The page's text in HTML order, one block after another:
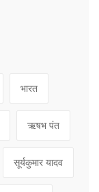
भारत
ऋषभ पंत
सूर्यकुमार यादव